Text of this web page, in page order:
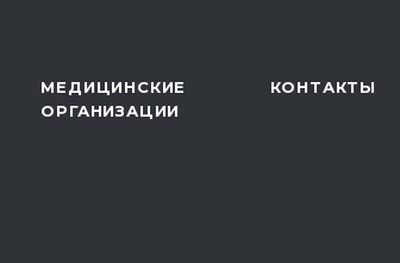
МЕДИЦИНСКИЕ
ОРГАНИЗАЦИИ
КОНТАКТЫ